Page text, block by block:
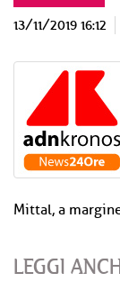
13/11/2019 16:12
Mittal, a
LEGGI